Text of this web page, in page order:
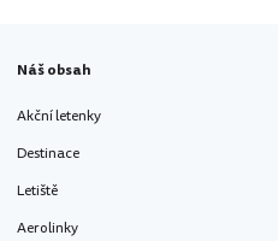
Náš obsah
Akční letenky
Destinace
Letiště
Aerolinky